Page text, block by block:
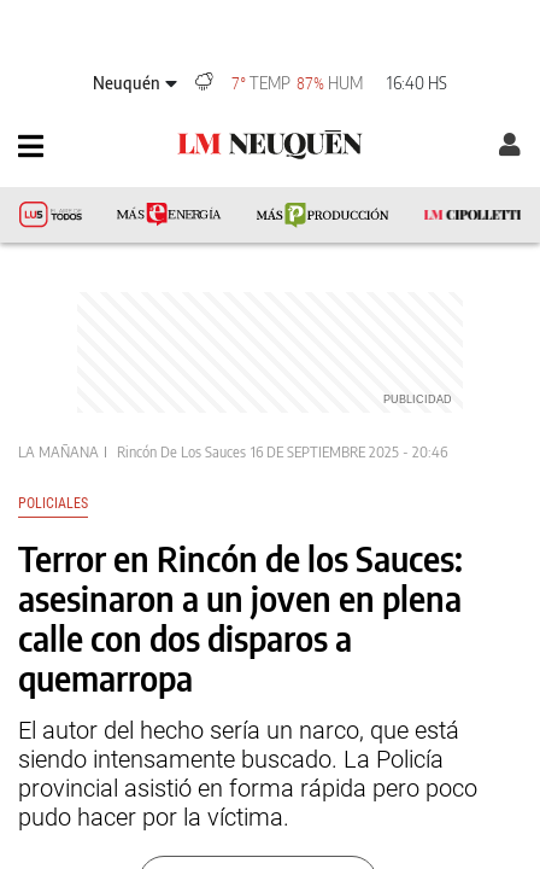
Neuquén 7° TEMP 87% HUM 16:40 HS
LA MAÑANA Rincón De Los Sauces 16 DE SEPTIEMBRE 2025 - 20:46
POLICIALES
Terror en Rincón de los Sauces:
asesinaron a un joven en plena
calle con dos disparos a
quemarropa
El autor del hecho sería un narco, que está
siendo intensamente buscado. La Policía
provincial asistió en forma rápida pero poco
pudo hacer por la víctima.